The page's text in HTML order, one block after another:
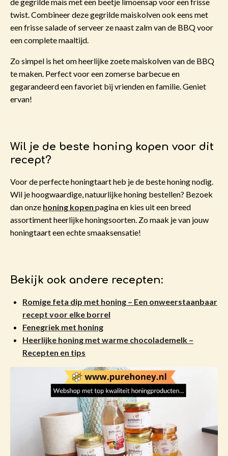
twist. Combineer deze gegrilde maiskolven ook eens met
een frisse salade of serveer ze naast zalm van de BBQ voor
een complete maaltijd.
Zo simpel is het om heerlijke zoete maiskolven van de BBQ
te maken. Perfect voor een zomerse barbecue en
gegarandeerd een favoriet bij vrienden en familie. Geniet
ervan!
Wil je de beste honing kopen voor dit
recept?
Voor de perfecte honingtaart heb je de beste honing nodig.
Wil je hoogwaardige, natuurlijke honing bestellen? Bezoek
dan onze honing kopen pagina en kies uit een breed
assortiment heerlijke honingsoorten. Zo maak je van jouw
honingtaart een echte smaaksensatie!
Bekijk ook andere recepten:
Romige feta dip met honing – Een onweerstaanbaar
recept voor elke borrel
Fenegriek met honing
Heerlijke honing met warme chocolademelk –
Recepten en tips